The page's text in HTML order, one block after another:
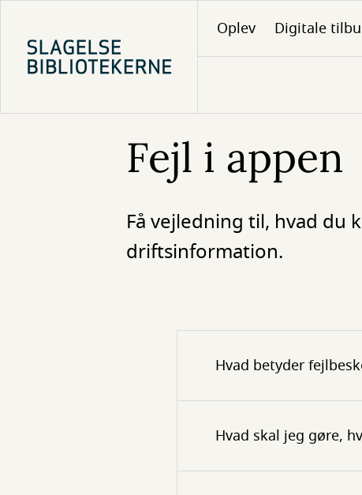
hovedindhold
Oplev Digitale
Fejl i appen
Få vejledning til, hvad du
driftsinformation.
Hvad betyder
Hvad skal jeg gøre,